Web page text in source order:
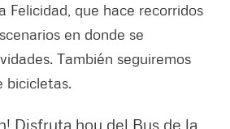
Felicidad, que hace recorridos
en donde se
También seguiremos
bicicletas.
Disfruta hoy del Bus de la